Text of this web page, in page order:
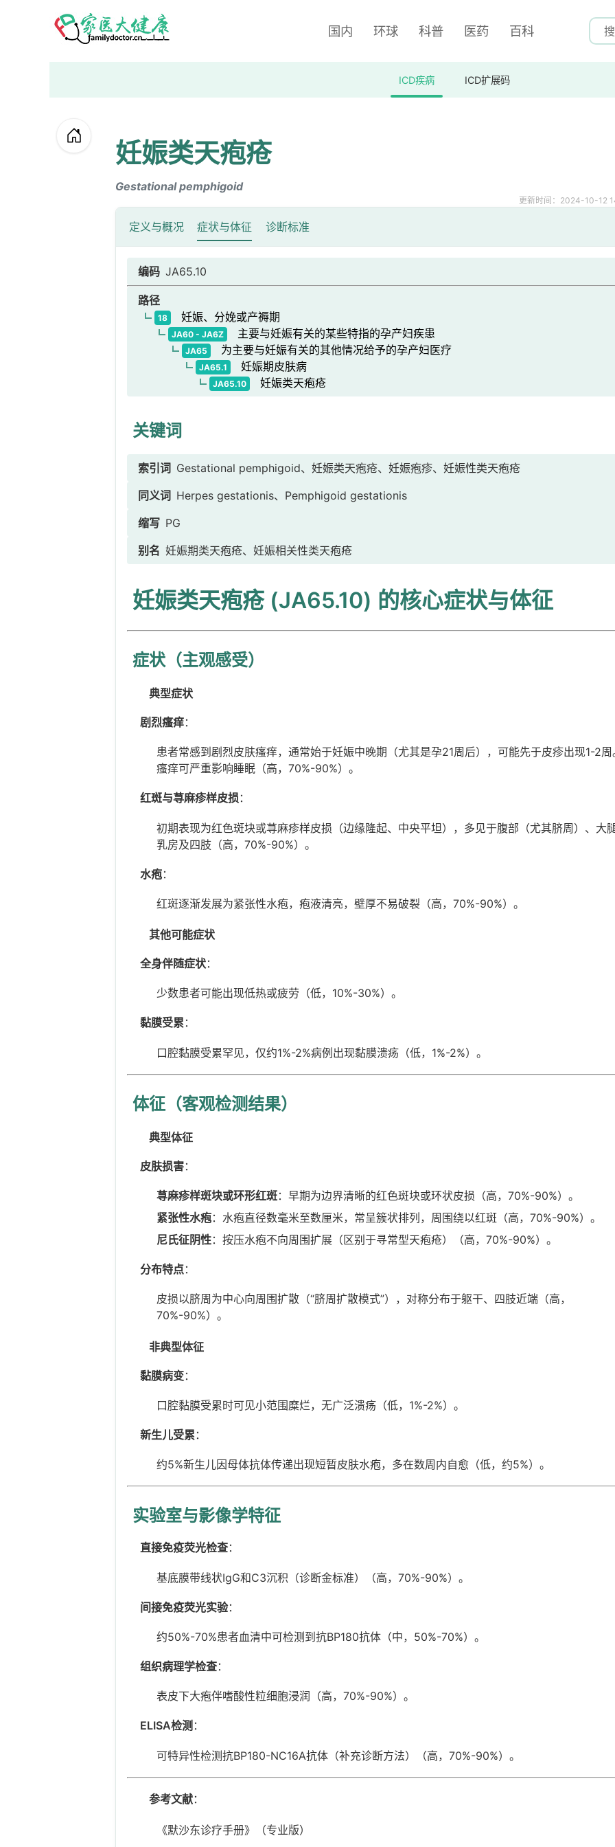
国内 环球 科普 医药 百科
ICD疾病 ICD扩展码
妊娠类天疱疮
Gestational pemphigoid
更新时间：2024-10-12
定义与概况 症状与体征 诊断标准
编码 JA65.10
路径
18 妊娠、分娩或产褥期
JA60 - JA6Z 主要与妊娠有关的某些特指的孕产妇疾患
JA65 为主要与妊娠有关的其他情况给予的孕产妇医疗
JA65.1 妊娠期皮肤病
JA65.10 妊娠类天疱疮
关键词
索引词 Gestational pemphigoid、妊娠类天疱疮、妊娠疱疹、妊娠性类天疱疮
同义词 Herpes gestationis、Pemphigoid gestationis
缩写 PG
别名 妊娠期类天疱疮、妊娠相关性类天疱疮
妊娠类天疱疮 (JA65.10) 的核心症状与体征
症状（主观感受）
典型症状
剧烈瘙痒：
患者常感到剧烈皮肤瘙痒，通常始于妊娠中晚期（尤其是孕21周后），可能先于皮疹出现1-2周
瘙痒可严重影响睡眠（高，70%-90%）。
红斑与荨麻疹样皮损 ：
初期表现为红色斑块或荨麻疹样皮损（边缘隆起、中央平坦），多见于腹部（尤其脐周）、大
乳房及四肢（高，70%-90%）。
水疱：
红斑逐渐发展为紧张性水疱，疱液清亮，壁厚不易破裂（高，70%-90%）。
其他可能症状
全身伴随症状：
少数患者可能出现低热或疲劳（低，10%-30%）。
黏膜受累 ：
口腔黏膜受累罕见，仅约1%-2%病例出现黏膜溃疡（低，1%-2%）。
体征（客观检测结果）
典型体征
皮肤损害：
荨麻疹样斑块或环形红斑：早期为边界清晰的红色斑块或环状皮损（高，70%-90%）。
紧张性水疱：水疱直径数毫米至数厘米，常呈簇状排列，周围绕以红斑（高，70%-90%）。
尼氏征阴性：按压水疱不向周围扩展（区别于寻常型天疱疮）（高，70%-90%）。
分布特点：
皮损以脐周为中心向周围扩散（“脐周扩散模式”），对称分布于躯干、四肢近端（高，
70%-90%）。
非典型体征
黏膜病变：
口腔黏膜受累时可见小范围糜烂，无广泛溃疡（低，1%-2%）。
新生儿受累 ：
约5%新生儿因母体抗体传递出现短暂皮肤水疱，多在数周内自愈（低，约5%）。
实验室与影像学特征
直接免疫荧光检查：
基底膜带线状IgG和C3沉积（诊断金标准）（高，70%-90%）。
间接免疫荧光实验：
约50%-70%患者血清中可检测到抗BP180抗体（中，50%-70%）。
组织病理学检查：
表皮下大疱伴嗜酸性粒细胞浸润（高，70%-90%）。
ELISA检测 ：
可特异性检测抗BP180-NC16A抗体（补充诊断方法）（高，70%-90%）。
参考文献：
《默沙东诊疗手册》（专业版）